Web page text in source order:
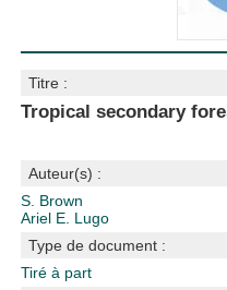
Titre :
Tropical secondary
Auteur(s) :
S. Brown
Ariel E. Lugo
Type de document :
Tiré à part